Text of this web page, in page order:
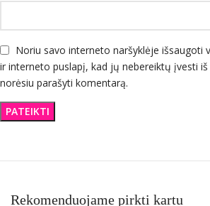
Noriu savo interneto naršyklėje išsaugoti
ir interneto puslapį, kad jų nebereiktų įvesti
norėsiu parašyti komentarą.
Rekomenduojame pirkti kartu